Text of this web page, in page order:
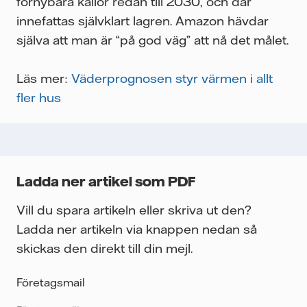
innefattas självklart lagren. Amazon hävdar
själva att man är “på god väg” att nå det målet.
Läs mer: Väderprognosen styr värmen i allt
fler hus
Ladda ner artikel som PDF
Vill du spara artikeln eller skriva ut den?
Ladda ner artikeln via knappen nedan så
skickas den direkt till din mejl.
Företagsmail